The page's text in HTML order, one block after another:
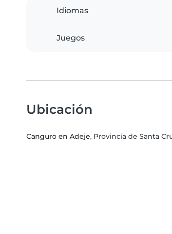
Idiomas
Juegos
Ubicación
Canguro en Adeje, Provincia de Santa